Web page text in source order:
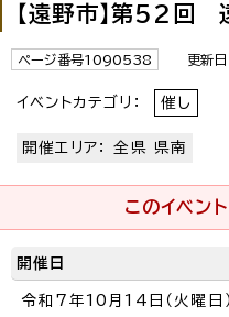
【遠野市】第52回
ページ番号1090538 更新日
イベントカテゴリ： 催し
開催エリア： 全県 県南
このイベン
開催日
令和7年10月14日（火曜日）